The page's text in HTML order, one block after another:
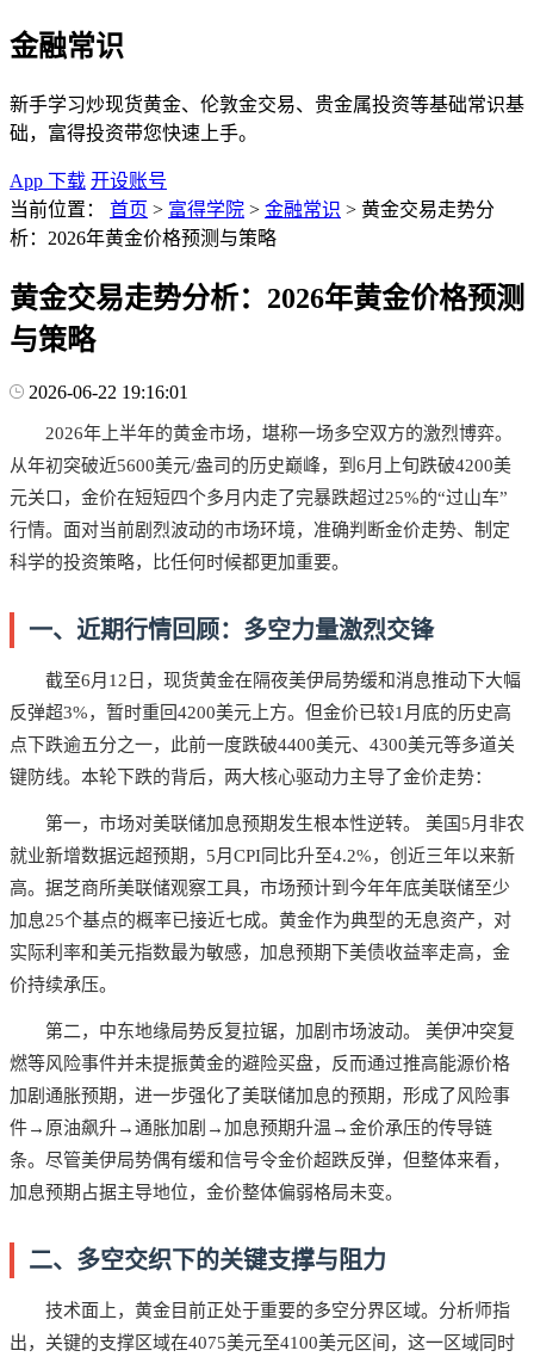
金融常识
新手学习炒现货黄金、伦敦金交易、贵金属投资等基础常识基
础，富得投资带您快速上手。
App 下载 开设账号
当前位置：
首页 > 富得学院 > 金融常识 > 黄金交易走势分
析：2026年黄金价格预测与策略
黄金交易走势分析：2026年黄金价格预测
与策略
2026-06-22 19:16:01
2026年上半年的黄金市场，堪称一场多空双方的激烈博弈。
从年初突破近5600美元/盎司的历史巅峰，到6月上旬跌破4200美
元关口，金价在短短四个多月内走了完暴跌超过25%的“过山车”
行情。面对当前剧烈波动的市场环境，准确判断金价走势、制定
科学的投资策略，比任何时候都更加重要。
一、近期行情回顾：多空力量激烈交锋
截至6月12日，现货黄金在隔夜美伊局势缓和消息推动下大幅
反弹超3%，暂时重回4200美元上方。但金价已较1月底的历史高
点下跌逾五分之一，此前一度跌破4400美元、4300美元等多道关
键防线。本轮下跌的背后，两大核心驱动力主导了金价走势：
第一，市场对美联储加息预期发生根本性逆转。 美国5月非农
就业新增数据远超预期，5月CPI同比升至4.2%，创近三年以来新
高。据芝商所美联储观察工具，市场预计到今年年底美联储至少
加息25个基点的概率已接近七成。黄金作为典型的无息资产，对
实际利率和美元指数最为敏感，加息预期下美债收益率走高，金
价持续承压。
第二，中东地缘局势反复拉锯，加剧市场波动。 美伊冲突复
燃等风险事件并未提振黄金的避险买盘，反而通过推高能源价格
加剧通胀预期，进一步强化了美联储加息的预期，形成了风险事
件→原油飙升→通胀加剧→加息预期升温→金价承压的传导链
条。尽管美伊局势偶有缓和信号令金价超跌反弹，但整体来看，
加息预期占据主导地位，金价整体偏弱格局未变。
二、多空交织下的关键支撑与阻力
技术面上，黄金目前正处于重要的多空分界区域。分析师指
出，关键的支撑区域在4075美元至4100美元区间，这一区域同时